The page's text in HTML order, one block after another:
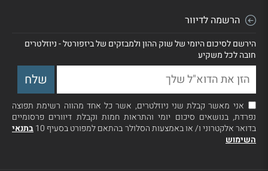
הרשמה לדיוור
הירשם לסיכום היומי של שוק ההון ולמבזקים של ביזפורטל - ניוזלטרים
חובה לכל משקיע
אני מאשר קבלת שני ניוזלטרים, אשר כל אחד מהווה רשימת תפוצה
נפרדת, בנושאים סיכום יומי והתראות חמות וקבלת דיוורים פרסומיים
בדואר אלקטרוני ו/ או באמצעות הסלולר בהתאם למפורט בסעיף 10
בתנאי
השימוש